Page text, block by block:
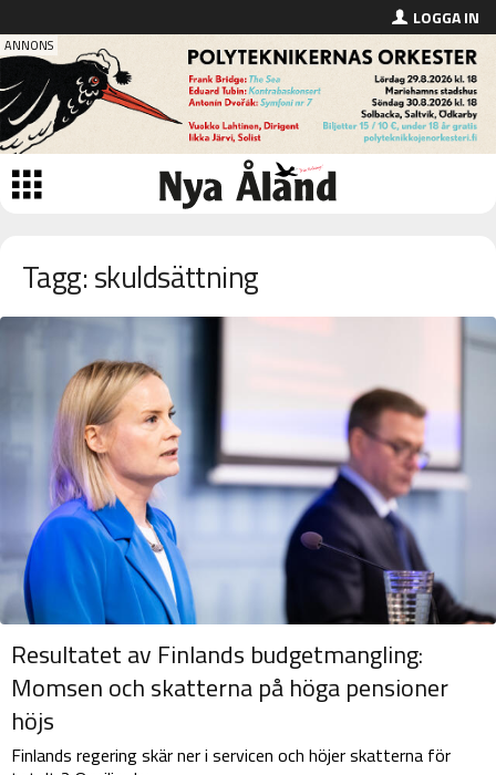
LOGGA IN
Tagg: skuldsättning
Resultatet av Finlands budgetmangling:
Momsen och skatterna på höga pensioner
höjs
Finlands regering skär ner i servicen och höjer skatterna för